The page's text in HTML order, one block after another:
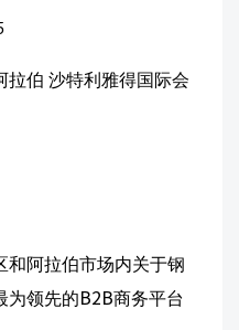
拉伯 沙特利雅得国际会
和阿拉伯市场内关于钢
为领先的 B2B商务平台